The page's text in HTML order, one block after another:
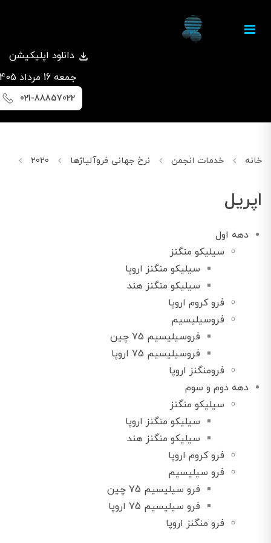
دانلود اپلیکیشن
جمعه 16 مرداد 1405
021-88857022
خانه خدمات انجمن نرخ جهانی فروآلیاژها 2020
اپریل
دهه اول
سیلیکو منگنز
سیلیکو منگنز اروپا
سیلیکو منگنز هند
فرو کروم اروپا
فروسیلیسیم
فروسیلیسیم 75 چین
فروسیلیسیم 75 اروپا
فرومنگنز اروپا
دهه دوم و سوم
سیلیکو منگنز
سیلیکو منگنز اروپا
سیلیکو منگنز هند
فرو کروم اروپا
فرو سیلیسیم
فرو سیلیسیم 75 چین
فرو سیلیسیم 75 اروپا
فرو منگنز اروپا